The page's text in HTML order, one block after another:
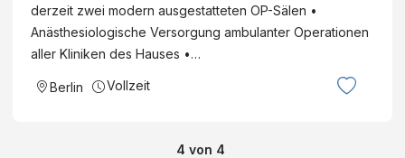
derzeit zwei modern ausgestatteten OP-Sälen •
Anästhesiologische Versorgung ambulanter Operationen
aller Kliniken des Hauses •…
Berlin Vollzeit
4 von 4